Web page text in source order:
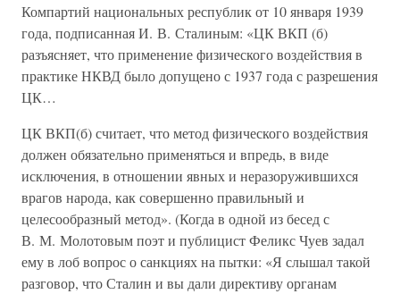
Компартий национальных республик от 10 января 1939
года, подписанная И. В. Сталиным: «ЦК ВКП (б)
разъясняет, что применение физического воздействия в
практике НКВД было допущено с 1937 года с разрешения
ЦК…
ЦК ВКП(б) считает, что метод физического воздействия
должен обязательно применяться и впредь, в виде
исключения, в отношении явных и неразоружившихся
врагов народа, как совершенно правильный и
целесообразный метод». (Когда в одной из бесед с
В. М. Молотовым поэт и публицист Феликс Чуев задал
ему в лоб вопрос о санкциях на пытки: «Я слышал такой
разговор, что Сталин и вы дали директиву органам